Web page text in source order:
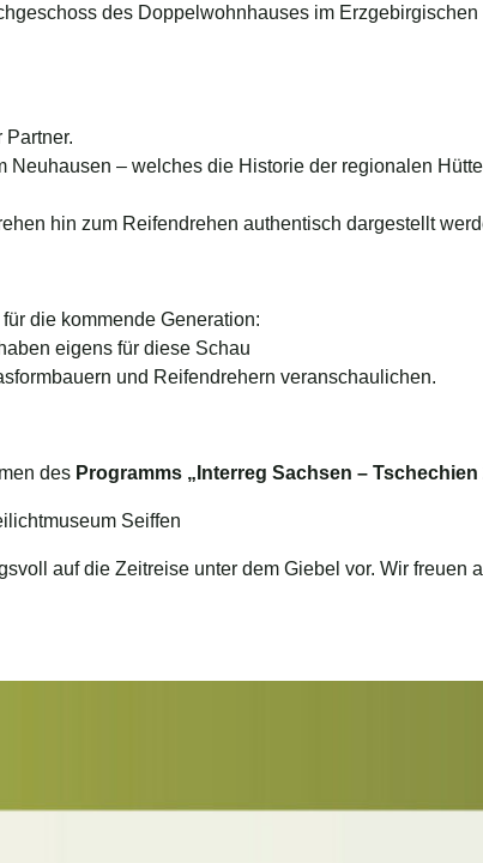
des Doppelwohnhauses im
– welches die Historie der regionalen
hin zum Reifendrehen authentisch dargestellt
die kommende Generation:
eigens für diese Schau
und Reifendrehern veranschaulichen.
des Programms „Interreg Sachsen – Tschechien
Seiffen
auf die Zeitreise unter dem Giebel vor. Wir freuen